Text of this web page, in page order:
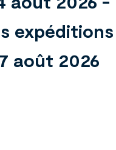
août 2026